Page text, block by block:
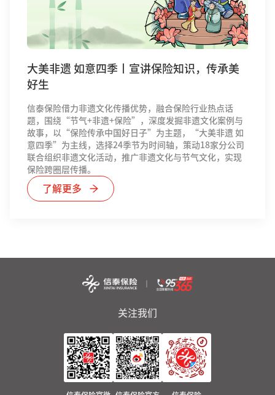
大美非遗 如意四季丨宣讲保险知识，传承美
好生
信泰保险借力非遗文化传播优势，融合保险行业热点话
题，围绕“节气+非遗+保险”，深度发掘非遗文化案例与
故事，以“保险传承中国好日子”为主题，“大美非遗 如
意四季”为主线，选择24季节为时间轴，策动18家分公司
联合组织非遗文化活动，推广非遗文化与节气文化，实现
保险跨圈层传播。
了解更多
关注我们